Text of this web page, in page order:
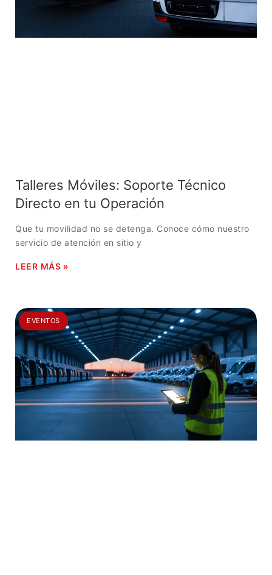
Talleres Móviles: Soporte Técnico
Directo en tu Operación
Que tu movilidad no se detenga. Conoce cómo nuestro
servicio de atención en sitio y
LEER MÁS »
EVENTOS